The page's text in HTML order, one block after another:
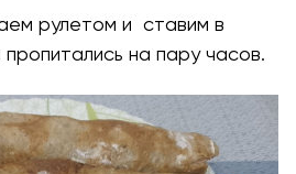
рулетом и ставим в
на пару часов.